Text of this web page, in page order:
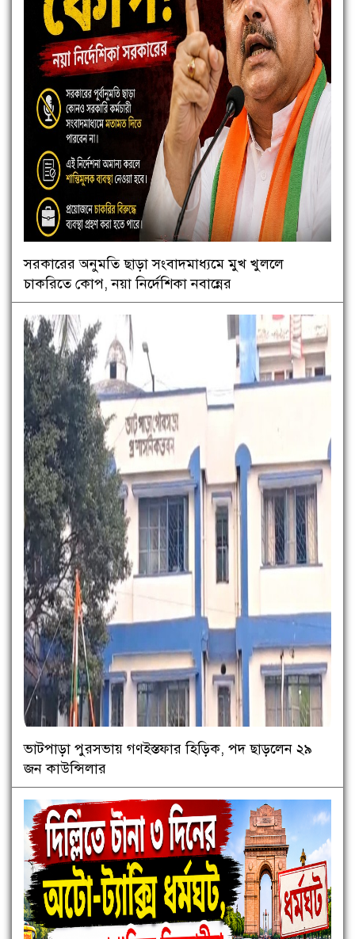
সরকারের অনুমতি ছাড়া সংবাদমাধ্যমে মুখ খুললে
চাকরিতে কোপ, নয়া নির্দেশিকা নবান্নের
ভাটপাড়া পুরসভায় গণইস্তফার হিড়িক, পদ ছাড়লেন ২৯
জন কাউন্সিলার